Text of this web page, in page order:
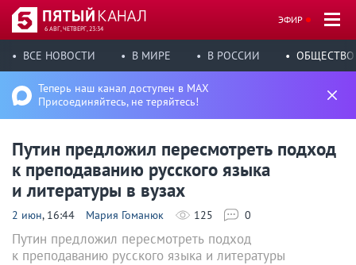
6 АВГ, ЧЕТВЕРГ, 23:34
ЭФИР
ВСЕ НОВОСТИ В МИРЕ В РОССИИ ОБЩЕСТВО
Теперь наш канал доступен в MAX
Присоединяйтесь, не теряйтесь!
Путин предложил пересмотреть подход
к преподаванию русского языка
и литературы в вузах
2 июн, 16:44 Мария Гоманюк 125 0
Путин предложил пересмотреть подход
к преподаванию русского языка и литературы